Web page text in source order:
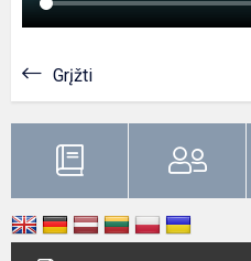
Grįžti